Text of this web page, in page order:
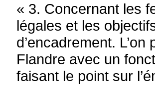
« 3. Concernant les
légales et les
d’encadrement.
Flandre avec un
faisant le point sur